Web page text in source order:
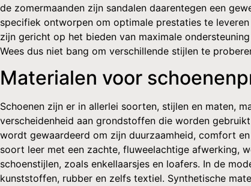
de zomermaanden zijn sandalen daarentegen een
specifiek ontworpen om optimale prestaties te
zijn gericht op het bieden van maximale
Wees dus niet bang om verschillende stijlen te
Materialen voor
Schoenen zijn er in allerlei soorten, stijlen en maten,
verscheidenheid aan grondstoffen die worden
wordt gewaardeerd om zijn duurzaamheid, comfort
soort leer met een zachte, fluweelachtige afwerking,
schoenstijlen, zoals enkellaarsjes en loafers. In de
kunststoffen, rubber en zelfs textiel. Synthetische